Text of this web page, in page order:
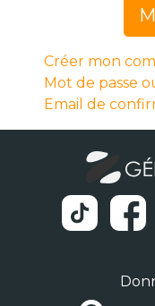
Créer mon
Mot de passe
Email de